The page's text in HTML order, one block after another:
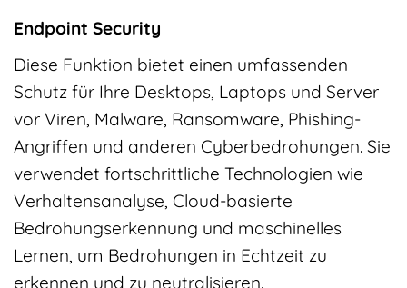
Endpoint Security
Diese Funktion bietet einen umfassenden
Schutz für Ihre Desktops, Laptops und Server
vor Viren, Malware, Ransomware, Phishing-
Angriffen und anderen Cyberbedrohungen. Sie
verwendet fortschrittliche Technologien wie
Verhaltensanalyse, Cloud-basierte
Bedrohungserkennung und maschinelles
Lernen, um Bedrohungen in Echtzeit zu
erkennen und zu neutralisieren.